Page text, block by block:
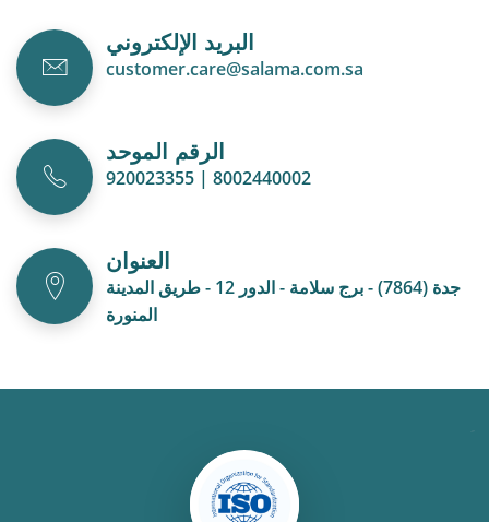
البريد الإلكتروني
customer.care@salama.com.sa
الرقم الموحد
920023355 | 8002440002
العنوان
جدة (7864) - برج سلامة - الدور 12 - طريق المدينة
المنورة